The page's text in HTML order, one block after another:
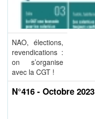
NAO, élections,
revendications :
on s’organise
avec la CGT !
N°416 - Octobre 2023